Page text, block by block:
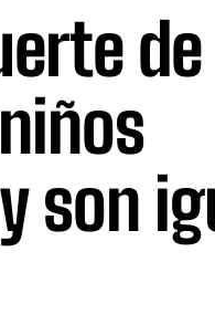
de
son